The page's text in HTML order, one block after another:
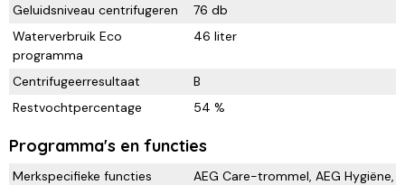
Geluidsniveau centrifugeren
76 db
Waterverbruik Eco
programma
46 liter
Centrifugeerresultaat
B
Restvochtpercentage
54 %
Programma's en functies
Merkspecifieke functies
AEG Care-trommel, AEG Hygiëne,